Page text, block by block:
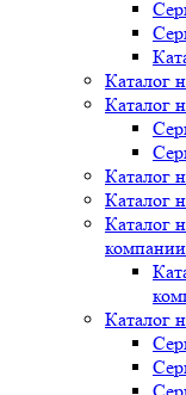
Каталог
Каталог
Каталог
Каталог
Каталог
компании
Каталог